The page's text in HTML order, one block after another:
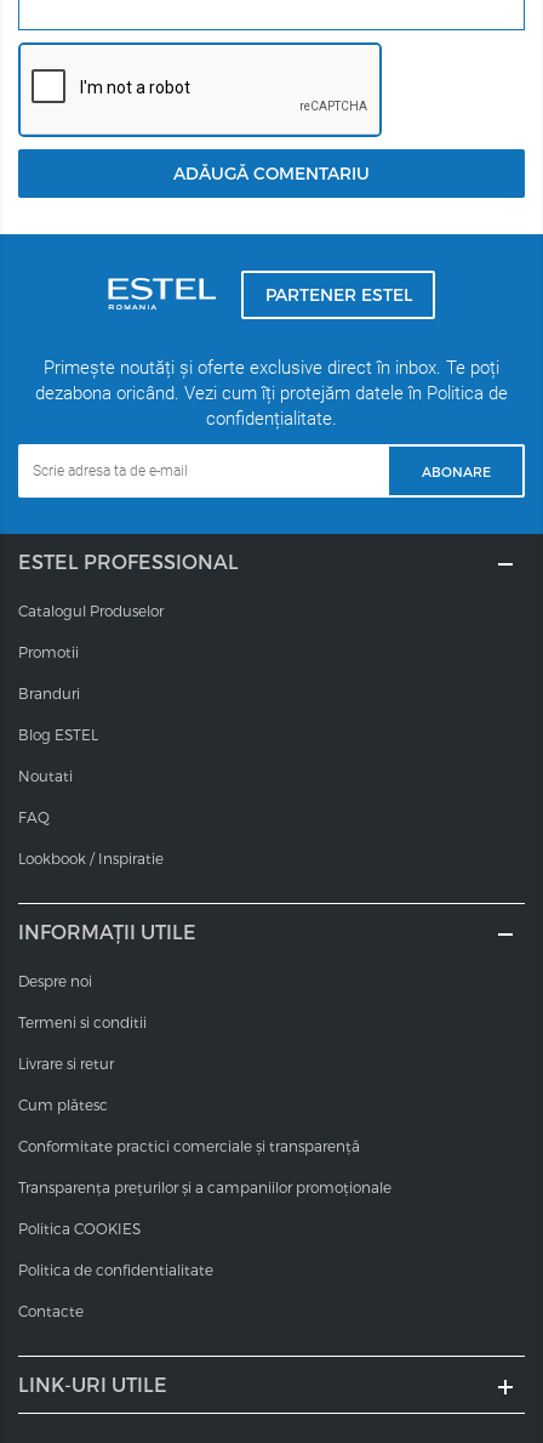
ADĂUGĂ COMENTARIU
PARTENER ESTEL
Primește noutăți și oferte exclusive direct în inbox. Te poți
dezabona oricând. Vezi cum îți protejăm datele în Politica de
confidențialitate.
ABONARE
ESTEL PROFESSIONAL
Catalogul Produselor
Promotii
Branduri
Blog ESTEL
Noutati
FAQ
Lookbook / Inspiratie
INFORMAȚII UTILE
Despre noi
Termeni si conditii
Livrare si retur
Cum plătesc
Conformitate practici comerciale și transparență
Transparența prețurilor și a campaniilor promoționale
Politica COOKIES
Politica de confidentialitate
Contacte
LINK-URI UTILE